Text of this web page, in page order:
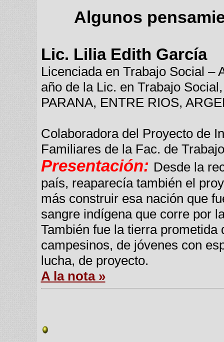
Algunos
Lic. Lilia Edith García
Licenciada en Trabajo Social –
año de la Lic. en Trabajo
PARANA, ENTRE RIOS,
Colaboradora del Proyecto de
Familiares de la Fac. de
Presentación: Desde la
país, reaparecía también el
más construir esa nación que
sangre indígena que corre por
También fue la tierra
campesinos, de jóvenes con
lucha, de proyecto.
A la nota »